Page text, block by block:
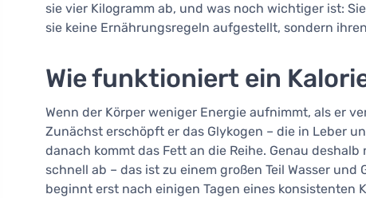
sie vier Kilogramm ab, und was noch wichtiger ist:
sie keine Ernährungsregeln aufgestellt, sondern
Wie funktioniert ein
Wenn der Körper weniger Energie aufnimmt, als er
Zunächst erschöpft er das Glykogen – die in Leber
danach kommt das Fett an die Reihe. Genau
schnell ab – das ist zu einem großen Teil Wasser
beginnt erst nach einigen Tagen eines konsistenten